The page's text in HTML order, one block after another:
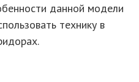
данной модели
технику в